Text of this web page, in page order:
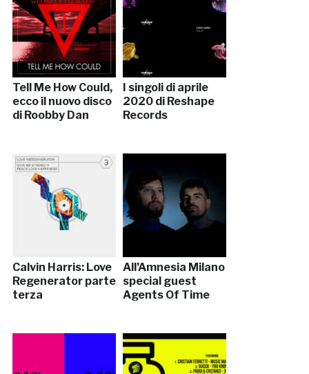
Tell Me How Could,
ecco il nuovo disco
di Roobby Dan
I singoli di aprile
2020 di Reshape
Records
Calvin Harris: Love
Regenerator parte
terza
All’Amnesia Milano
special guest
Agents Of Time